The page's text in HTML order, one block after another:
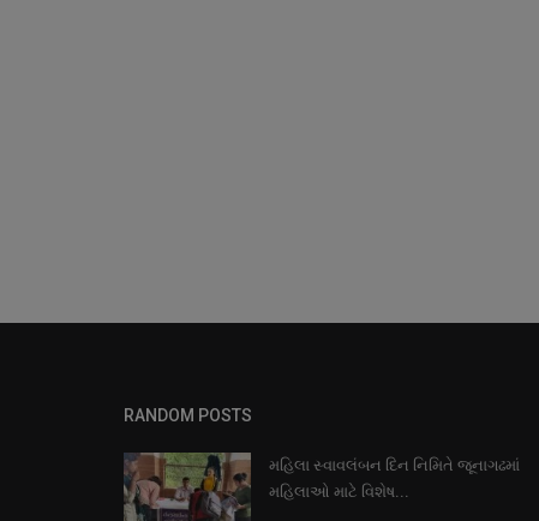
RANDOM POSTS
મહિલા સ્વાવલંબન દિન નિમિતે જૂનાગઢમાં
મહિલાઓ માટે વિશેષ...